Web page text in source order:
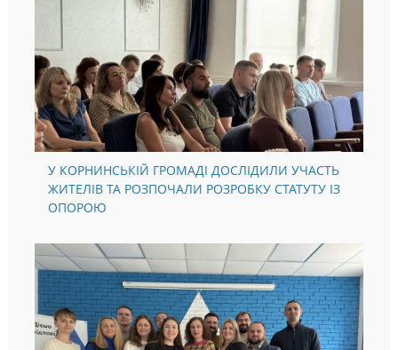
У КОРНИНСЬКІЙ ГРОМАДІ ДОСЛІДИЛИ УЧАСТЬ
ЖИТЕЛІВ ТА РОЗПОЧАЛИ РОЗРОБКУ СТАТУТУ ІЗ